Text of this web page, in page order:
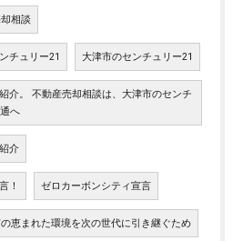
相談
チュリー21 大津市のセンチュリー21
介。 不動産売却相談は、大津市のセンチ
へ
介
！ ゼロカーボンシティ宣言
恵まれた環境を次の世代に引き継ぐため